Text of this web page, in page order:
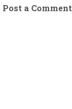
Post a Comment